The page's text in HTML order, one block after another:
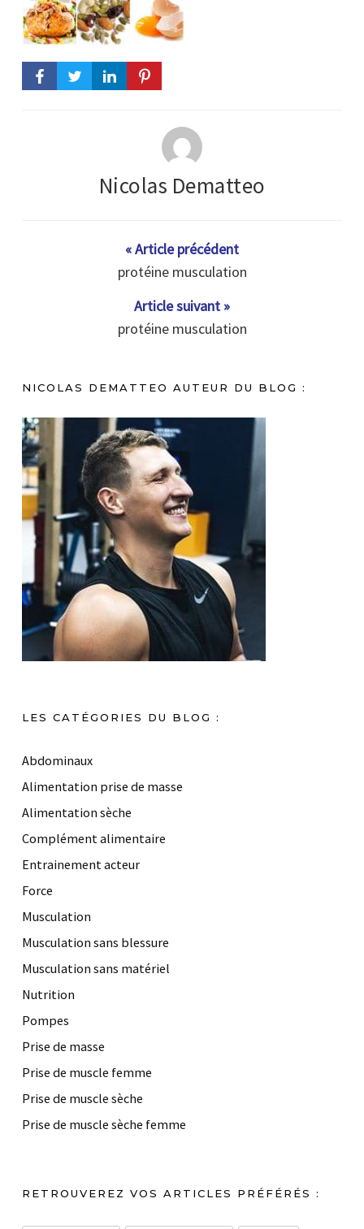
Nicolas Dematteo
« Article précédent
protéine musculation
Article suivant »
protéine musculation
NICOLAS DEMATTEO AUTEUR DU BLOG :
LES CATÉGORIES DU BLOG :
Abdominaux
Alimentation prise de masse
Alimentation sèche
Complément alimentaire
Entrainement acteur
Force
Musculation
Musculation sans blessure
Musculation sans matériel
Nutrition
Pompes
Prise de masse
Prise de muscle femme
Prise de muscle sèche
Prise de muscle sèche femme
RETROUVEREZ VOS ARTICLES PRÉFÉRÉS :